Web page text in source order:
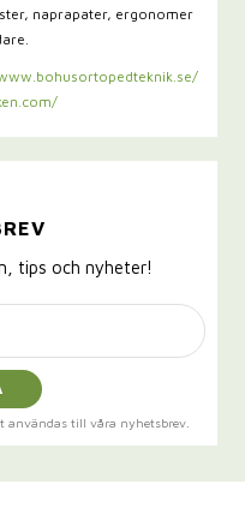
naprapater, ergonomer
tips och nyheter!
användas till våra nyhetsbrev.